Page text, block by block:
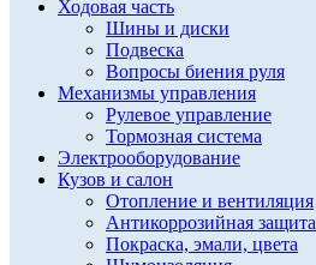
Ходовая часть
Шины и диски
Подвеска
Вопросы биения руля
Механизмы управления
Рулевое управление
Тормозная система
Электрооборудование
Кузов и салон
Отопление и вентиляция
Антикоррозийная защита
Покраска, эмали, цвета